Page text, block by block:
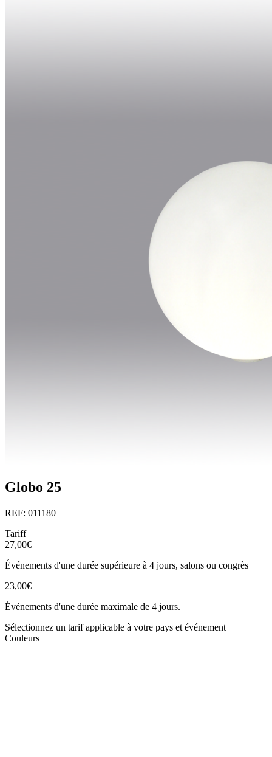
Globo 25
REF: 011180
Tariff
27,00€
Événements d'une durée supérieure à 4 jours, salons ou congrès
23,00€
Événements d'une durée maximale de 4 jours.
Sélectionnez un tarif applicable à votre pays et événement
Couleurs